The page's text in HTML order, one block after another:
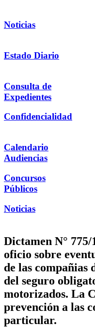
Noticias
Estado Diario
Consulta de
Expedientes
Confidencialidad
Calendario
Audiencias
Concursos
Públicos
Noticias
Dictamen N°
oficio sobre
de las compañias
del seguro
motorizados. La
prevención a las
particular.